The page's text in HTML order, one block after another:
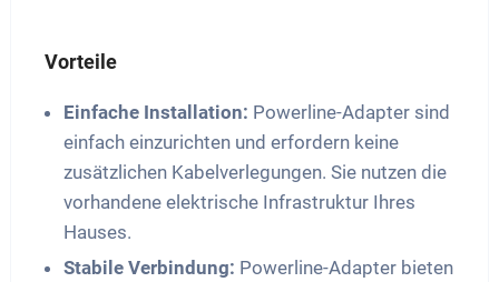
Vorteile
Einfache Installation: Powerline-Adapter sind
einfach einzurichten und erfordern keine
zusätzlichen Kabelverlegungen. Sie nutzen die
vorhandene elektrische Infrastruktur Ihres
Hauses.
Stabile Verbindung: Powerline-Adapter bieten